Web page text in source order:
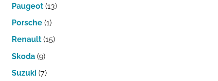
Paugeot (13)
Porsche (1)
Renault (15)
Skoda (9)
Suzuki (7)